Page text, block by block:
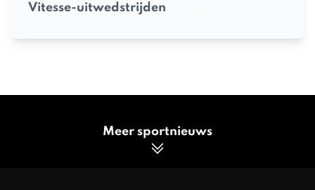
Vitesse-uitwedstrijden
Meer sportnieuws